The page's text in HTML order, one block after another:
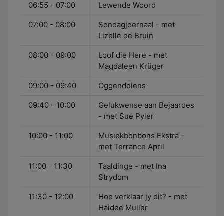
06:55 - 07:00 Lewende Woord
07:00 - 08:00
Sondagjoernaal - met
Lizelle de Bruin
08:00 - 09:00
Loof die Here - met
Magdaleen Krüger
09:00 - 09:40 Oggenddiens
09:40 - 10:00
Gelukwense aan Bejaardes
- met Sue Pyler
10:00 - 11:00
Musiekbonbons Ekstra -
met Terrance April
11:00 - 11:30
Taaldinge - met Ina
Strydom
11:30 - 12:00
Hoe verklaar jy dit? - met
Haidee Muller